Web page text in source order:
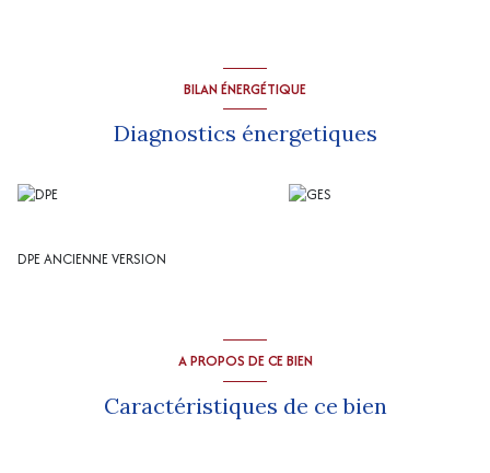
BILAN ÉNERGÉTIQUE
Diagnostics énergetiques
DPE ANCIENNE VERSION
A PROPOS DE CE BIEN
Caractéristiques de ce bien